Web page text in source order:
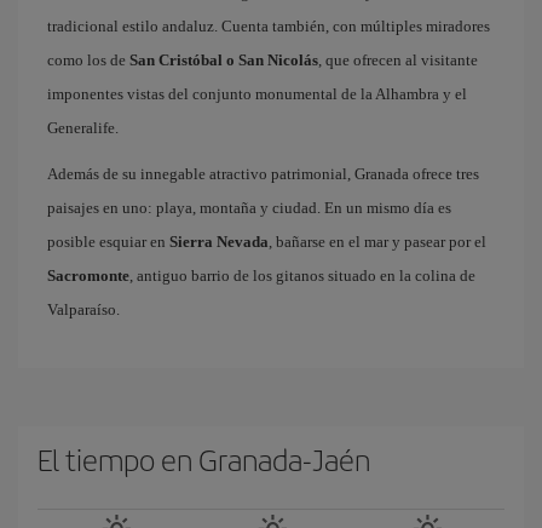
tradicional estilo andaluz. Cuenta también, con múltiples miradores
como los de San Cristóbal o San Nicolás, que ofrecen al visitante
imponentes vistas del conjunto monumental de la Alhambra y el
Generalife.
Además de su innegable atractivo patrimonial, Granada ofrece tres
paisajes en uno: playa, montaña y ciudad. En un mismo día es
posible esquiar en Sierra Nevada, bañarse en el mar y pasear por el
Sacromonte, antiguo barrio de los gitanos situado en la colina de
Valparaíso.
El tiempo en Granada-Jaén